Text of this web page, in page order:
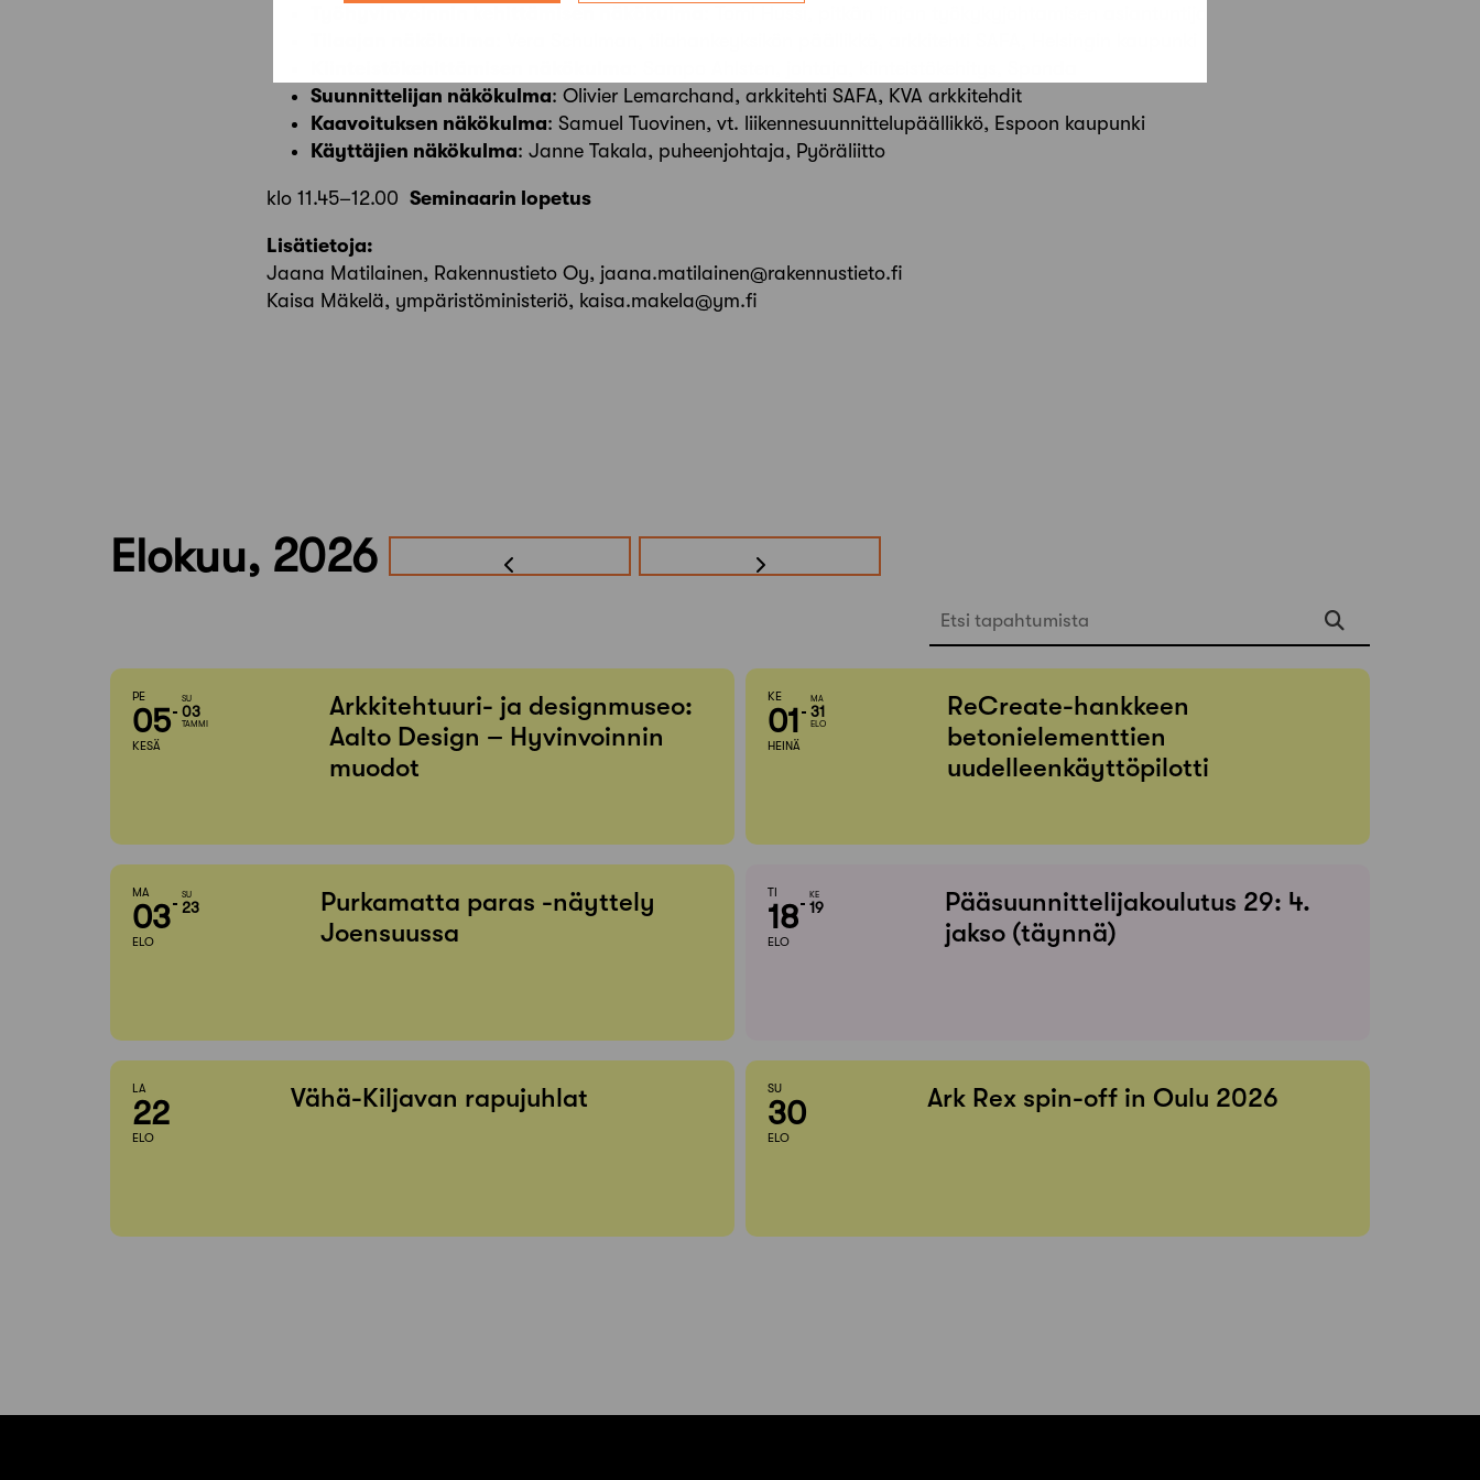
Suunnittelijan näkökulma: Olivier Lemarchand, arkkitehti SAFA, KVA arkkitehdit
Kaavoituksen näkökulma: Samuel Tuovinen, vt. liikennesuunnittelupäällikkö, Espoon kaupunki
Käyttäjien näkökulma: Janne Takala, puheenjohtaja, Pyöräliitto
klo 11.45–12.00 Seminaarin lopetus
Lisätietoja:
Jaana Matilainen, Rakennustieto Oy, jaana.matilainen@rakennustieto.fi
Kaisa Mäkelä, ympäristöministeriö, kaisa.makela@ym.fi
Elokuu, 2026
Etsi tapahtumista
PE
05
KESÄ
SU
03
TAMMI
Arkkitehtuuri- ja designmuseo:
Aalto Design – Hyvinvoinnin
muodot
KE
01
HEINÄ
MA
31
ELO
ReCreate-hankkeen
betonielementtien
uudelleenkäyttöpilotti
MA
03
ELO
SU
23
Purkamatta paras -näyttely
Joensuussa
TI
18
ELO
KE
19
Pääsuunnittelijakoulutus 29: 4.
jakso (täynnä)
LA
22
ELO
Vähä-Kiljavan rapujuhlat SU
30
ELO
Ark Rex spin-off in Oulu 2026